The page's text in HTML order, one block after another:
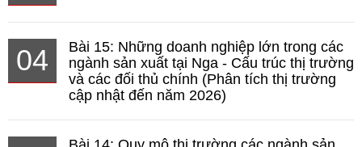
04
Bài 15: Những doanh nghiệp lớn trong các
ngành sản xuất tại Nga - Cấu trúc thị trường
và các đối thủ chính (Phân tích thị trường
cập nhật đến năm 2026)